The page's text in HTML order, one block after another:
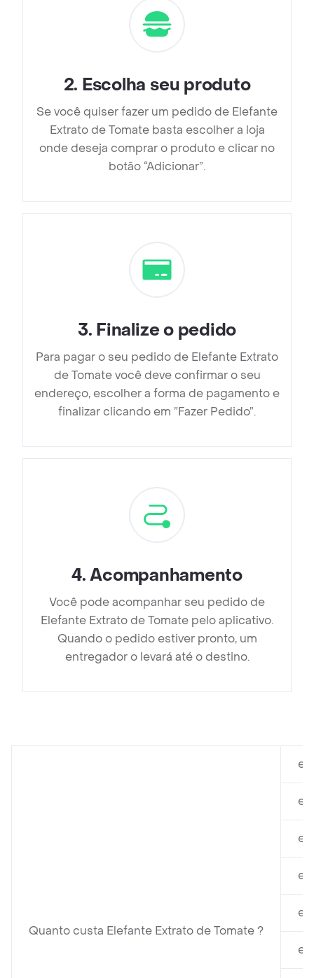
2. Escolha seu produto
Se você quiser fazer um pedido de Elefante
Extrato de Tomate basta escolher a loja
onde deseja comprar o produto e clicar no
botão “Adicionar”.
3. Finalize o pedido
Para pagar o seu pedido de Elefante Extrato
de Tomate você deve confirmar o seu
endereço, escolher a forma de pagamento e
finalizar clicando em ”Fazer Pedido”.
4.Acompanhamento
Você pode acompanhar seu pedido de
Elefante Extrato de Tomate pelo aplicativo.
Quando o pedido estiver pronto, um
entregador o levará até o destino.
Quanto custa Elefante Extrato de Tomate ?